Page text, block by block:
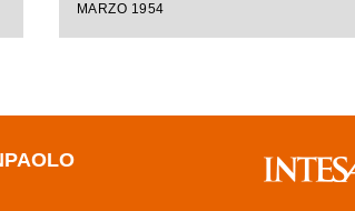
riposo nel magazzino
MARZO 1954